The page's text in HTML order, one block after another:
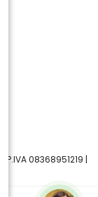
08368951219 |